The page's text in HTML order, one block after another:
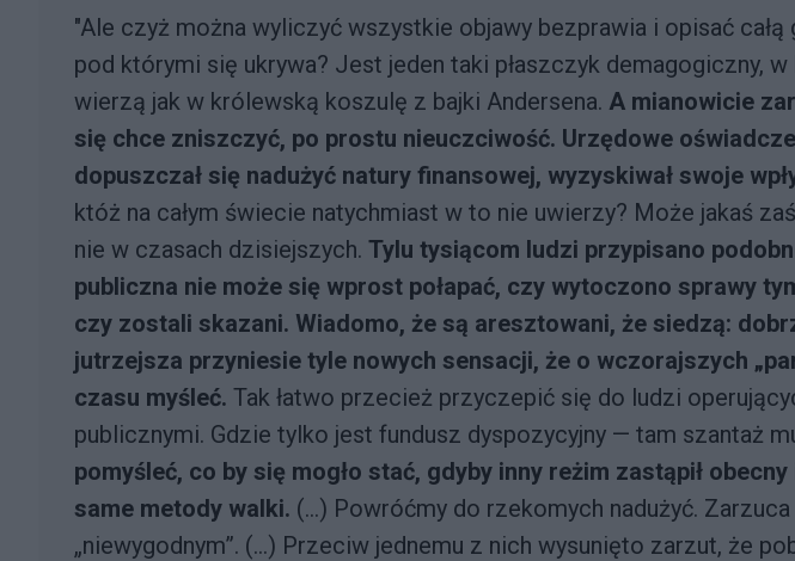
"Ale czyż można wyliczyć wszystkie objawy bezprawia i opisać całą
pod którymi się ukrywa? Jest jeden taki płaszczyk demagogiczny,
wierzą jak w królewską koszulę z bajki Andersena. A mianowicie
się chce zniszczyć, po prostu nieuczciwość. Urzędowe
dopuszczał się nadużyć natury finansowej, wyzyskiwał swoje
któż na całym świecie natychmiast w to nie uwierzy? Może jakaś
nie w czasach dzisiejszych. Tylu tysiącom ludzi przypisano
publiczna nie może się wprost połapać, czy wytoczono sprawy
czy zostali skazani. Wiadomo, że są aresztowani, że siedzą:
jutrzejsza przyniesie tyle nowych sensacji, że o wczorajszych
czasu myśleć. Tak łatwo przecież przyczepić się do ludzi
publicznymi. Gdzie tylko jest fundusz dyspozycyjny — tam szantaż
pomyśleć, co by się mogło stać, gdyby inny reżim zastąpił
same metody walki. (...) Powróćmy do rzekomych nadużyć.
„niewygodnym”. (...) Przeciw jednemu z nich wysunięto zarzut, że